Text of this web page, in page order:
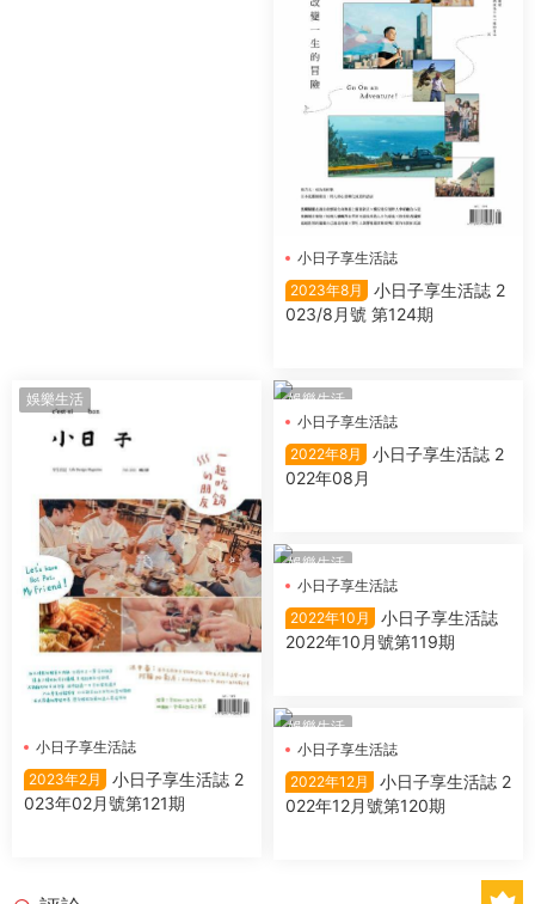
小日子享生活誌
2023年8月
小日子享生活誌 2
023/8月號 第124期
娛樂生活
小日子享生活誌
2023年2月
小日子享生活誌 2
023年02月號第121期
娛樂生活
小日子享生活誌
2022年8月
小日子享生活誌 2
022年08月
娛樂生活
小日子享生活誌
2022年10月
小日子享生活誌
2022年10月號第119期
娛樂生活
小日子享生活誌
2022年12月
小日子享生活誌 2
022年12月號第120期